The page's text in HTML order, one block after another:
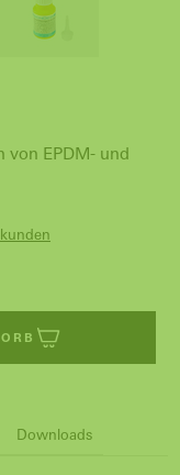
von EPDM- und
Downloads